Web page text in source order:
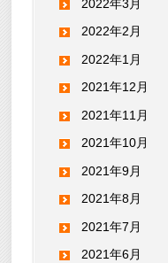
2022年3月
2022年2月
2022年1月
2021年12月
2021年11月
2021年10月
2021年9月
2021年8月
2021年7月
2021年6月